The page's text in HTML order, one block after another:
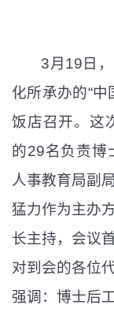
3月 19日
化所承办的“中
饭店召开。这
的29名负责博
人事教育局副
猛力作为主办
长主持，会议
对到会的各位
强调：博士后